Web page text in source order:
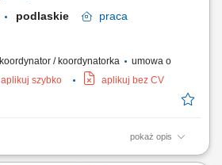
podlaskie
praca
/ koordynatorka
umowa o
aplikuj szybko aplikuj bez CV
pokaż opis
nowych dealerów i rozwój sieci